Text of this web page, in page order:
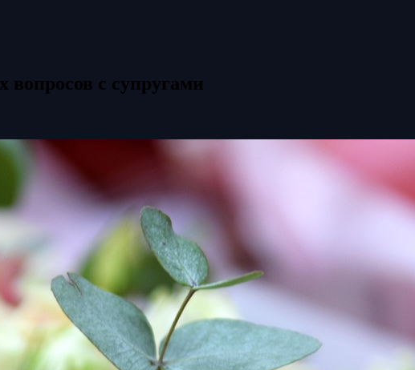
с супругами